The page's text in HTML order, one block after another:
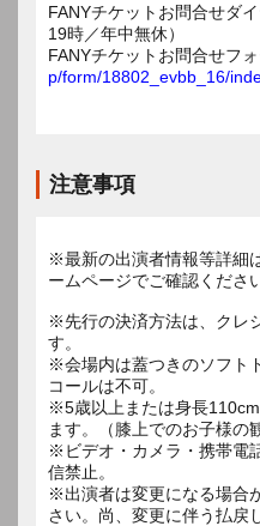
FANYチケットお問合せダ
19時／年中無休）
FANYチケットお問合せフ
p/form/18802_evbb_16/
注意事項
※最新の出演者情報等詳細
ームページでご確認くださ
※先行の決済方法は、クレ
す。
※会場内は蓋つきのソフト
コールは不可。
※5歳以上または身長
ます。（膝上でのお子様の
※ビデオ・カメラ・携帯電
信禁止。
※出演者は変更になる場合
さい。尚、変更に伴う払戻